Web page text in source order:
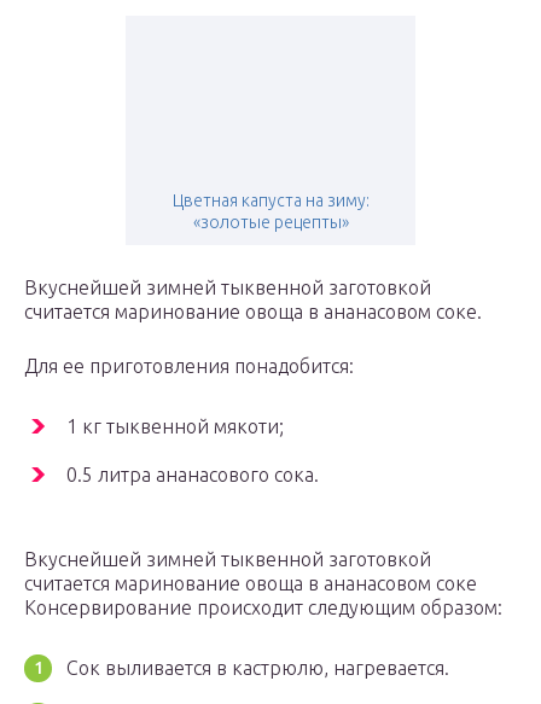
Цветная капуста на зиму:
«золотые рецепты»
Вкуснейшей зимней тыквенной заготовкой
считается маринование овоща в ананасовом соке.
Для ее приготовления понадобится:
1 кг тыквенной мякоти;
0.5 литра ананасового сока.
Вкуснейшей зимней тыквенной заготовкой
считается маринование овоща в ананасовом соке
Консервирование происходит следующим образом:
Сок выливается в кастрюлю, нагревается.